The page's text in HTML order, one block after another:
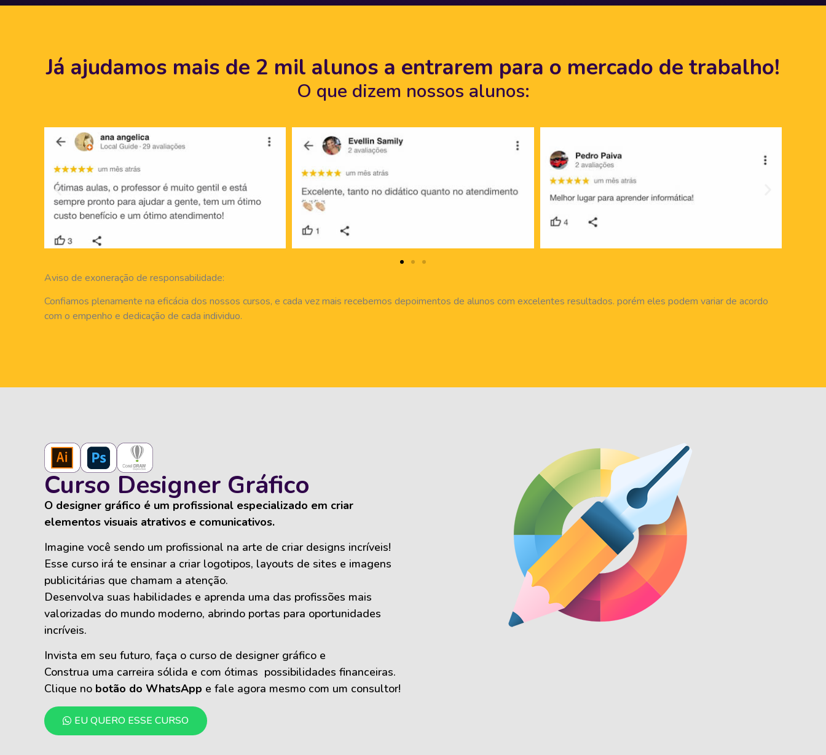
Já ajudamos mais de 2 mil alunos a entrarem para o mercado de trabalho!
O que dizem nossos alunos:
Aviso de exoneração de responsabilidade:
Confiamos plenamente na eficácia dos nossos cursos, e cada vez mais recebemos depoimentos de alunos com excelentes resultados. porém eles podem variar de acordo
com o empenho e dedicação de cada individuo.
Curso Designer Gráfico
O designer gráfico é um profissional especializado em criar
elementos visuais atrativos e comunicativos.
Imagine você sendo um profissional na arte de criar designs incríveis!
Esse curso irá te ensinar a criar logotipos, layouts de sites e imagens
publicitárias que chamam a atenção.
Desenvolva suas habilidades e aprenda uma das profissões mais
valorizadas do mundo moderno, abrindo portas para oportunidades
incríveis.
Invista em seu futuro, faça o curso de designer gráfico e
Construa uma carreira sólida e com ótimas possibilidades financeiras.
Clique no botão do WhatsApp e fale agora mesmo com um consultor!
EU QUERO ESSE CURSO